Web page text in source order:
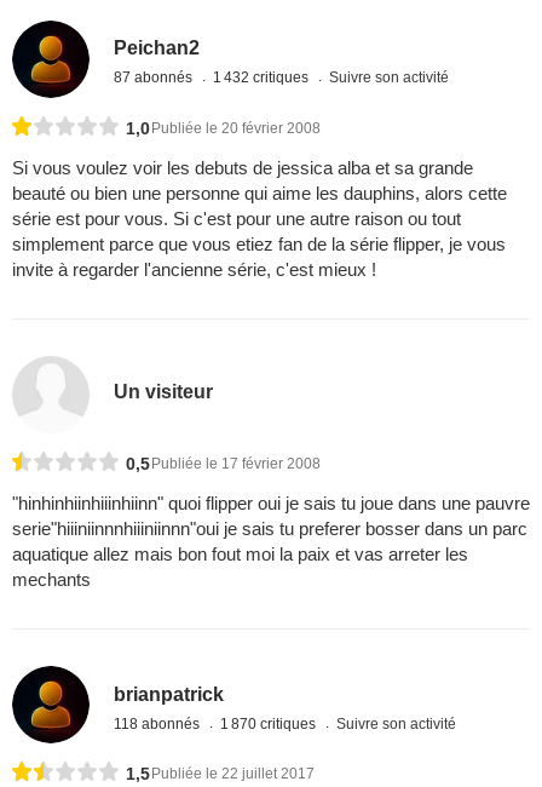
Peichan2
87 abonnés 1 432 critiques Suivre son activité
1,0Publiée le 20 février 2008
Si vous voulez voir les debuts de jessica alba et sa grande
beauté ou bien une personne qui aime les dauphins, alors cette
série est pour vous. Si c'est pour une autre raison ou tout
simplement parce que vous etiez fan de la série flipper, je vous
invite à regarder l'ancienne série, c'est mieux !
Un visiteur
0,5 Publiée le 17 février 2008
"hinhinhiinhiiinhiinn" quoi flipper oui je sais tu joue dans une pauvre
serie"hiiiniinnnhiiiniinnn"oui je sais tu preferer bosser dans un parc
aquatique allez mais bon fout moi la paix et vas arreter les
mechants
brianpatrick
118 abonnés 1 870 critiques Suivre son activité
1,5 Publiée le 22 juillet 2017